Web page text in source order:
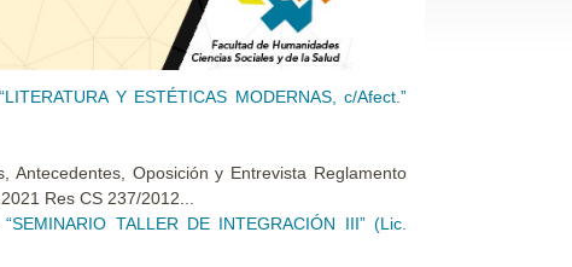
Y ESTÉTICAS MODERNAS, c/Afect.”
Antecedentes, Oposición y Entrevista Reglamento
Res CS 237/2012...
TALLER DE INTEGRACIÓN III” (Lic.